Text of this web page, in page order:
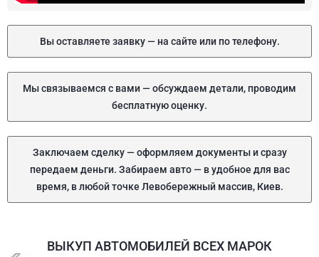
Вы оставляете заявку — на сайте или по телефону.
Мы связываемся с вами — обсуждаем детали, проводим
бесплатную оценку.
Заключаем сделку — оформляем документы и сразу
передаем деньги. Забираем авто — в удобное для вас
время, в любой точке Левобережный массив, Киев.
ВЫКУП АВТОМОБИЛЕЙ ВСЕХ МАРОК